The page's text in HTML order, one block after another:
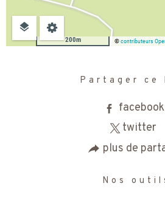
200m ©contributeurs
Partager ce
facebook
twitter
plus de
Nos